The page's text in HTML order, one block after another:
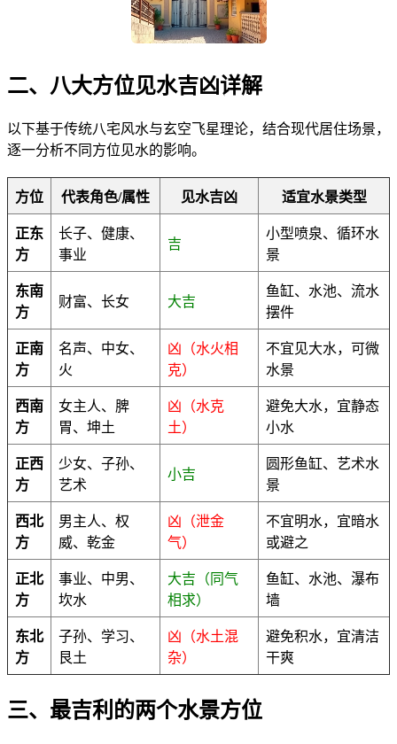
二、八大方位见水吉凶详解
以下基于传统八宅风水与玄空飞星理论，结合现代居住场景，
逐一分析不同方位见水的影响。
方位 代表角色/属性 见水吉凶 适宜水景类型
正东
方
长子、健康、
事业
吉
小型喷泉、循环水
景
东南
方
财富、长女 大吉
鱼缸、水池、流水
摆件
正南
方
名声、中女、
火
凶（水火相
克）
不宜见大水，可微
水景
西南
方
女主人、脾
胃、坤土
凶（水克
土）
避免大水，宜静态
小水
正西
方
少女、子孙、
艺术
小吉
圆形鱼缸、艺术水
景
西北
方
男主人、权
威、乾金
凶（泄金
气）
不宜明水，宜暗水
或避之
正北
方
事业、中男、
坎水
大吉（同气
相求）
鱼缸、水池、瀑布
墙
东北
方
子孙、学习、
艮土
凶（水土混
杂）
避免积水，宜清洁
干爽
三、最吉利的两个水景方位